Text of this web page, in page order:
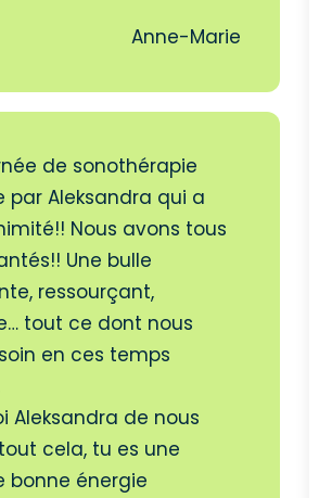
Anne-Marie
de sonothérapie
par Aleksandra qui a
Nous avons tous
Une bulle
ressourçant,
tout ce dont nous
en ces temps
Aleksandra de nous
cela, tu es une
bonne énergie